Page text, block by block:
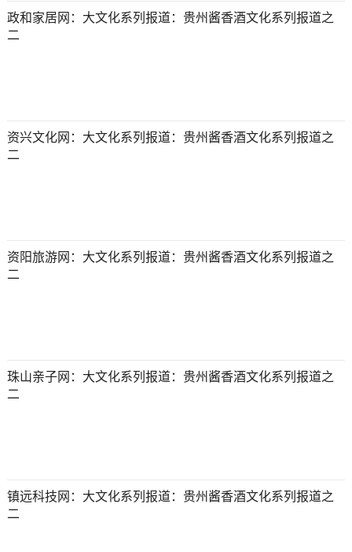
政和家居网：大文化系列报道：贵州酱香酒文化系列报道之
二
资兴文化网：大文化系列报道：贵州酱香酒文化系列报道之
二
资阳旅游网：大文化系列报道：贵州酱香酒文化系列报道之
二
珠山亲子网：大文化系列报道：贵州酱香酒文化系列报道之
二
镇远科技网：大文化系列报道：贵州酱香酒文化系列报道之
二